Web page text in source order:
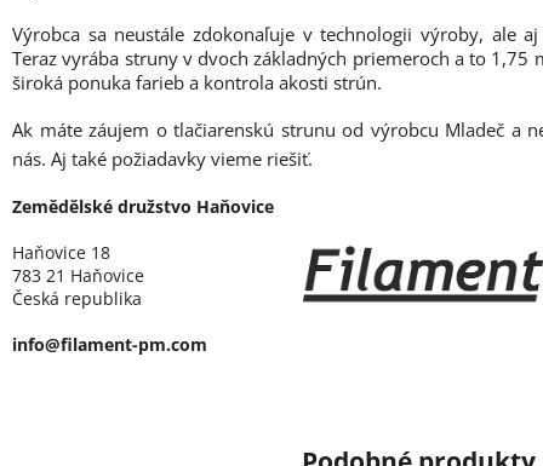
Výrobca sa neustále zdokonaľuje v technologii výroby, ale
Teraz vyrába struny v dvoch základných priemeroch a to 1,75
široká ponuka farieb a kontrola akosti strún.
Ak máte záujem o tlačiarenskú strunu od výrobcu Mladeč a
nás. Aj také požiadavky vieme riešiť.
Zemědělské družstvo Haňovice
Haňovice 18
783 21 Haňovice
Česká republika
info@filament-pm.com